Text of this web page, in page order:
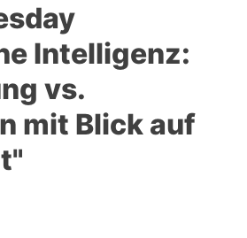
Intelligenz:
vs.
mit Blick auf